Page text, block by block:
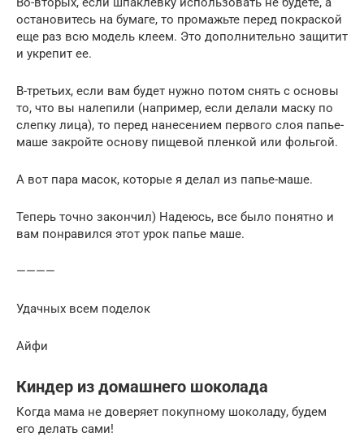
остановитесь на бумаге, то промажьте перед покраской
еще раз всю модель клеем. Это дополнительно защитит
и укрепит ее.
В-третьих, если вам будет нужно потом снять с основы
то, что вы налепили (например, если делали маску по
слепку лица), то перед нанесением первого слоя папье-
маше закройте основу пищевой пленкой или фольгой.
А вот пара масок, которые я делал из папье-маше.
Теперь точно закончил) Надеюсь, все было понятно и
вам понравился этот урок папье маше.
————
Удачных всем поделок
Айфи
Киндер из домашнего шоколада
Когда мама не доверяет покупному шоколаду, будем
его делать сами!